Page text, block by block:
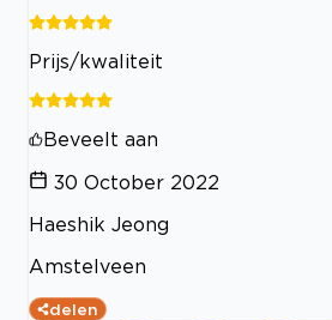
Prijs/kwaliteit
Beveelt aan
30 October 2022
Haeshik Jeong
Amstelveen
delen